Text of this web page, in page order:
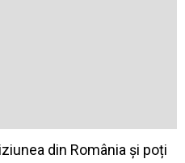
din România și poți